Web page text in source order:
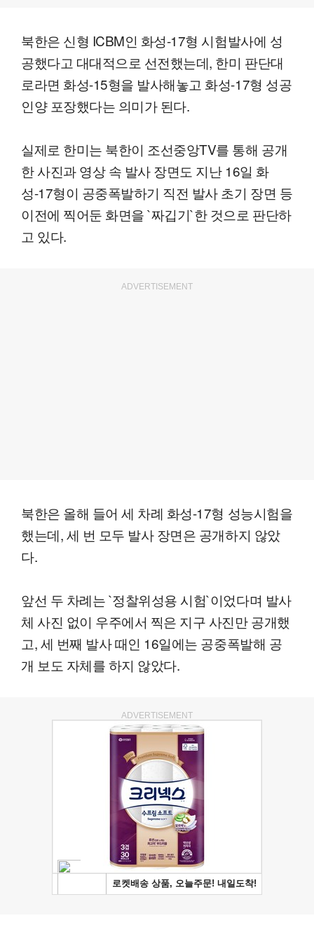
북한은 신형 ICBM인 화성-17형 시험발사에 성
공했다고 대대적으로 선전했는데, 한미 판단대
로라면 화성-15형을 발사해놓고 화성-17형 성공
인양 포장했다는 의미가 된다.
실제로 한미는 북한이 조선중앙TV를 통해 공개
한 사진과 영상 속 발사 장면도 지난 16일 화
성-17형이 공중폭발하기 직전 발사 초기 장면 등
이전에 찍어둔 화면을 `짜깁기`한 것으로 판단하
고 있다.
ADVERTISEMENT
북한은 올해 들어 세 차례 화성-17형 성능시험을
했는데, 세 번 모두 발사 장면은 공개하지 않았
다.
앞선 두 차례는 `정찰위성용 시험`이었다며 발사
체 사진 없이 우주에서 찍은 지구 사진만 공개했
고, 세 번째 발사 때인 16일에는 공중폭발해 공
개 보도 자체를 하지 않았다.
ADVERTISEMENT